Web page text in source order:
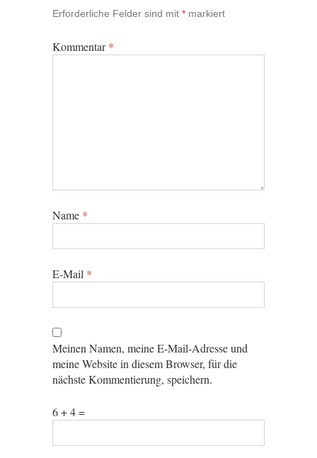
Erforderliche Felder sind mit * markiert
Kommentar*
Name *
E-Mail *
Meinen Namen, meine E-Mail-Adresse und
meine Website in diesem Browser, für die
nächste Kommentierung, speichern.
6 + 4 =